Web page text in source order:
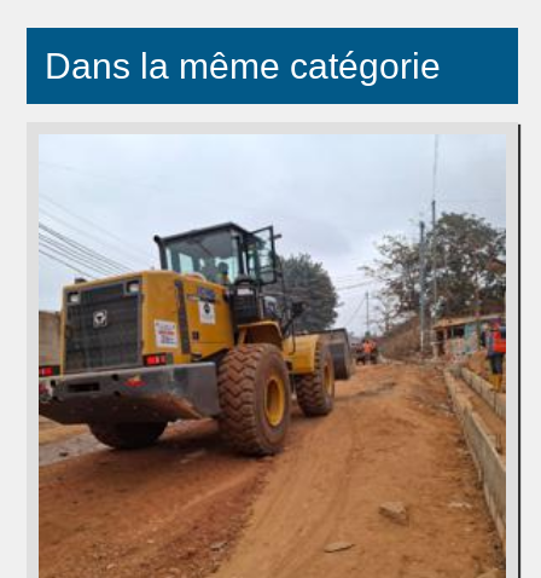
Dans la même catégorie